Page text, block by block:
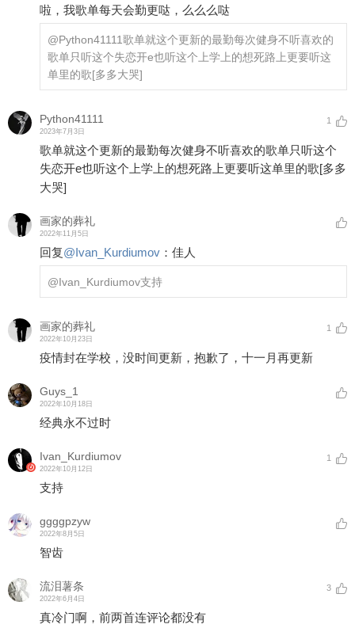
啦，我歌单每天会勤更哒，么么么哒
@Python41111歌单就这个更新的最勤每次健身不听喜欢的
歌单只听这个失恋开e也听这个上学上的想死路上更要听这
单里的歌[多多大哭]
Python41111
2023年7月3日
1
歌单就这个更新的最勤每次健身不听喜欢的歌单只听这个
失恋开e也听这个上学上的想死路上更要听这单里的歌[多多
大哭]
画家的葬礼
2022年11月5日
回复@Ivan_Kurdiumov ： 佳人
@Ivan_Kurdiumov支持
画家的葬礼
2022年10月23日
1
疫情封在学校，没时间更新，抱歉了，十一月再更新
Guys_1
2022年10月18日
经典永不过时
Ivan_Kurdiumov
2022年10月12日
1
支持
ggggpzyw
2022年8月5日
智齿
流泪薯条
2022年6月4日
3
真冷门啊，前两首连评论都没有